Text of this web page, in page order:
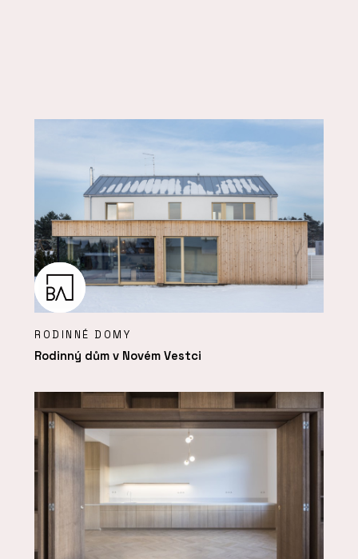
RODINNÉ DOMY
Rodinný dům v Novém Vestci